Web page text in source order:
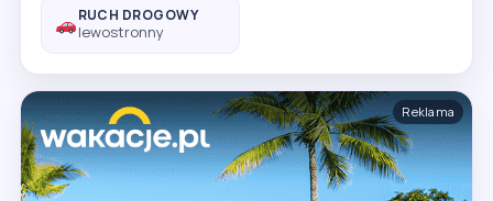
RUCH DROGOWY
lewostronny
Reklama